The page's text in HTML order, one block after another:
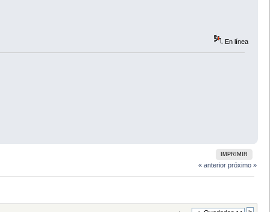
En línea
IMPRIMIR
« anterior próximo »